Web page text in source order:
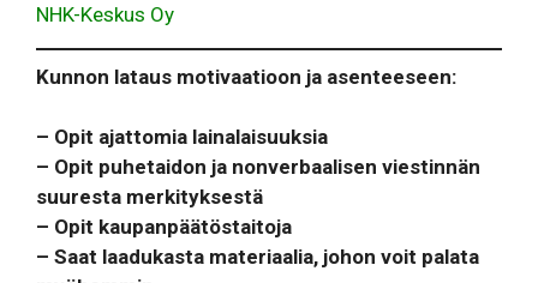
NHK-Keskus Oy
Kunnon lataus motivaatioon ja asenteeseen:
– Opit ajattomia lainalaisuuksia
– Opit puhetaidon ja nonverbaalisen viestinnän
suuresta merkityksestä
– Opit kaupanpäätöstaitoja
– Saat laadukasta materiaalia, johon voit palata